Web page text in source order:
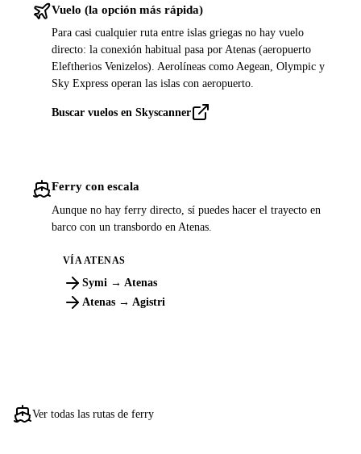
Vuelo (la opción más rápida)
Para casi cualquier ruta entre islas griegas no hay vuelo
directo: la conexión habitual pasa por Atenas (aeropuerto
Eleftherios Venizelos). Aerolíneas como Aegean, Olympic y
Sky Express operan las islas con aeropuerto.
Buscar vuelos en Skyscanner
Ferry con escala
Aunque no hay ferry directo, sí puedes hacer el trayecto en
barco con un transbordo en Atenas.
VÍA ATENAS
Symi → Atenas
Atenas → Agistri
Ver todas las rutas de ferry